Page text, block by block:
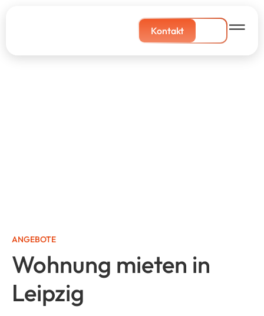
Kontakt
ANGEBOTE
Wohnung mieten in
Leipzig